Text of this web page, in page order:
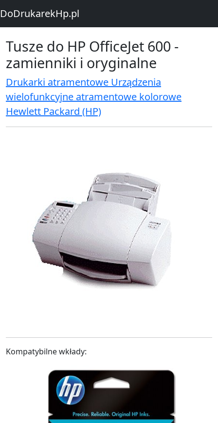
DoDrukarekHp.pl
Tusze do HP OfficeJet 600 -
zamienniki i oryginalne
Drukarki atramentowe Urządzenia
wielofunkcyjne atramentowe kolorowe
Hewlett Packard (HP)
Kompatybilne wkłady: